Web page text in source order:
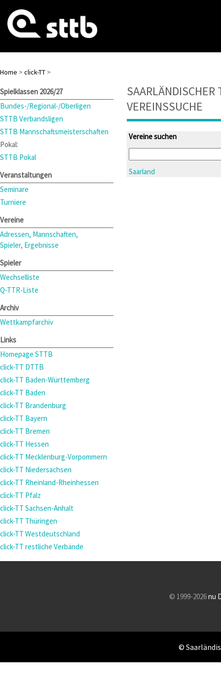
Home > click-TT >
Spielklassen 2026/27
Bundes-/Regional-/Oberligen
STTB Verbandsligen
STTB Mannschaftsmeisterschaften
Pokal:
STTB Pokal
Veranstaltungen
Seminare
Turniere
Vereine
Adressen, Mannschaften,
Spieler, Ergebnisse
Spieler
Wechselliste
Q-TTR-Liste
Archiv
Wettkampfarchiv
Links
Homepage STTB
click-TT DTTB
click-TT Baden-Württemberg
click-TT Baden
click-TT Brandenburg
click-TT Bayern
click-TT Bremen
click-TT Hessen
click-TT Mecklenburg-Vorpommern
click-TT Niedersachsen
click-TT Rheinland-Rheinhessen
click-TT Pfalz
click-TT Sachsen-Anhalt
click-TT Thüringen
click-TT Westdeutschland
click-TT restliche Verbände
SAARLÄNDISCHER
VEREINSSUCHE
Vereine suchen
Saarland
© 1999-2026nu